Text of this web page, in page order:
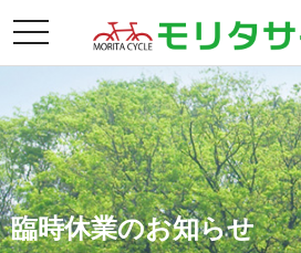
toggle
臨時休業のお知らせ